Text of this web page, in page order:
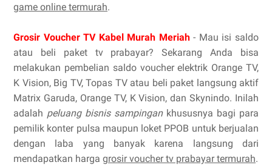
game online termurah.
Grosir Voucher TV Kabel Murah Meriah- Mau isi saldo
atau beli paket tv prabayar? Sekarang Anda bisa
melakukan pembelian saldo voucher elektrik Orange TV,
K Vision, Big TV, Topas TV atau beli paket langsung aktif
Matrix Garuda, Orange TV, K Vision, dan Skynindo. Inilah
adalah peluang bisnis sampingankhususnya bagi para
pemilik konter pulsa maupun loket PPOB untuk berjualan
dengan laba yang banyak karena langsung dari
mendapatkan harga grosir voucher tv prabayar termurah.